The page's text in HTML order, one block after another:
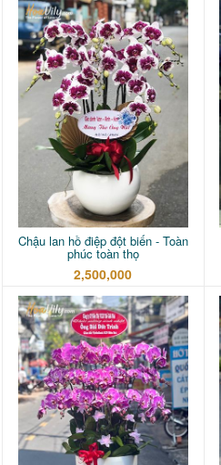
Chậu lan hồ điệp đột biến - Toàn
phúc toàn thọ
2,500,000